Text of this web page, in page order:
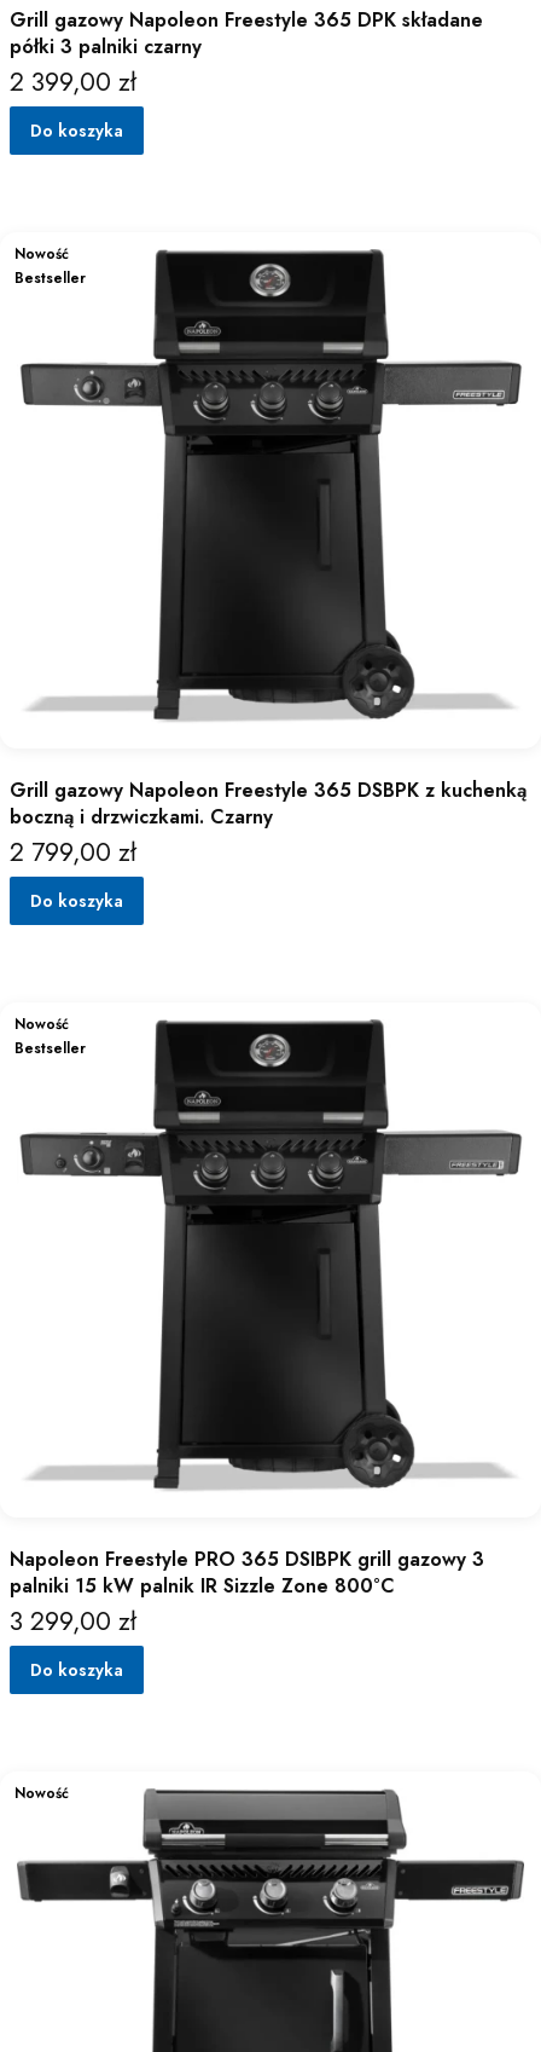
Grill gazowy Napoleon Freestyle 365 DPK składane
półki 3 palniki czarny
Cena
2 399,00 zł
Do koszyka
Nowość
Bestseller
Grill gazowy Napoleon Freestyle 365 DSBPK z kuchenką
boczną i drzwiczkami. Czarny
Cena
2 799,00 zł
Do koszyka
Nowość
Bestseller
Napoleon Freestyle PRO 365 DSIBPK grill gazowy 3
palniki 15 kW palnik IR Sizzle Zone 800°C
Cena
3 299,00 zł
Do koszyka
Nowość